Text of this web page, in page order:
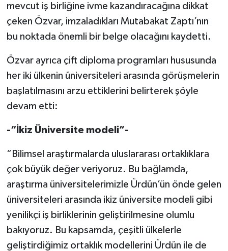
mevcut iş birliğine ivme kazandıracağına dikkat
çeken Özvar, imzaladıkları Mutabakat Zaptı’nın
bu noktada önemli bir belge olacağını kaydetti.
Özvar ayrıca çift diploma programları hususunda
her iki ülkenin üniversiteleri arasında görüşmelerin
başlatılmasını arzu ettiklerini belirterek şöyle
devam etti:
-“İkiz Üniversite modeli”-
“Bilimsel araştırmalarda uluslararası ortaklıklara
çok büyük değer veriyoruz. Bu bağlamda,
araştırma üniversitelerimizle Ürdün’ün önde gelen
üniversiteleri arasında ikiz üniversite modeli gibi
yenilikçi iş birliklerinin geliştirilmesine olumlu
bakıyoruz. Bu kapsamda, çeşitli ülkelerle
geliştirdiğimiz ortaklık modellerini Ürdün ile de